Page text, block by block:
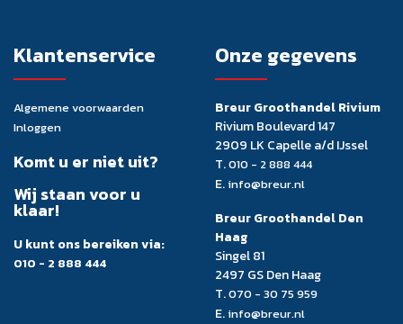
Klantenservice
Algemene voorwaarden
Inloggen
Komt u er niet uit?
Wij staan voor u
klaar!
U kunt ons bereiken via:
010 - 2 888 444
Onze gegevens
Breur Groothandel Rivium
Rivium Boulevard 147
2909 LK Capelle a/d IJssel
T.010 - 2 888 444
E. info@breur.nl
Breur Groothandel Den
Haag
Singel 81
2497 GS Den Haag
T.070 - 30 75 959
E. info@breur.nl